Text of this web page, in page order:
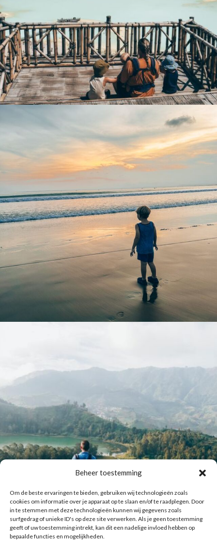
Beheer toestemming
Om de beste ervaringen te bieden, gebruiken wij technologieën zoals
cookies om informatie over je apparaat op te slaan en/of te raadplegen. Door
in te stemmen met deze technologieën kunnen wij gegevens zoals
surfgedrag of unieke ID's op deze site verwerken. Als je geen toestemming
geeft of uw toestemming intrekt, kan dit een nadelige invloed hebben op
bepaalde functies en mogelijkheden.